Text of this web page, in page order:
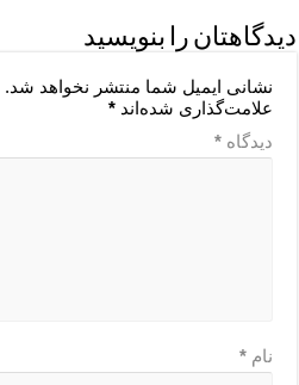
دیدگاهتان را بنویسید
نشانی ایمیل شما منتشر نخواهد شد.
علامت‌گذاری شده‌اند*
دیدگاه*
نام*